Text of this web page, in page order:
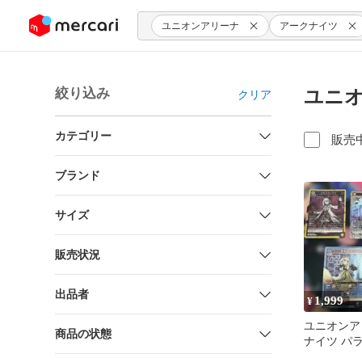
ツにスキップ ユニオンアリーナ アークナイツ
絞り込み クリア
カテゴリー
ブランド
サイズ
販売状況
出品者
商品の状態
ユニ
販売
¥1,999
ユニオン
ナイツ パ